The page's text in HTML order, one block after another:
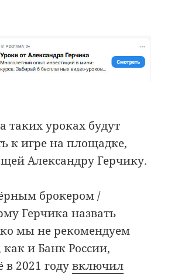
таких уроках будут
к игре на площадке,
Александру Герчику.
брокером /
Герчика назвать
мы не рекомендуем
как и Банк России,
2021 годувключил